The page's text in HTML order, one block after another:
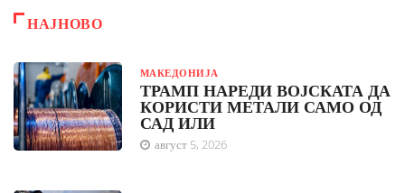
НАЈНОВО
МАКЕДОНИЈА
ТРАМП НАРЕДИ ВОЈСКАТА ДА
КОРИСТИ МЕТАЛИ САМО ОД
САД ИЛИ
август 5, 2026